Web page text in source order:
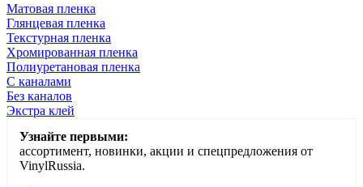
Матовая пленка
Глянцевая пленка
Текстурная пленка
Хромированная пленка
Полиуретановая пленка
С каналами
Без каналов
Экстра клей
Узнайте первыми:
ассортимент, новинки, акции и спецпредложения от
VinylRussia.